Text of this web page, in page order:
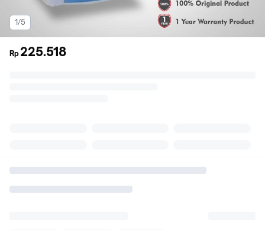
1/5
Rp 225.518